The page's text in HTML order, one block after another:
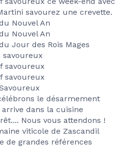
savourez une crevette.
Nouvel An
Nouvel An
Jour des Rois Mages
savoureux
savoureux
savoureux
le désarmement
arrive dans la cuisine
Nous vous attendons !
viticole de Zascandil
de grandes références